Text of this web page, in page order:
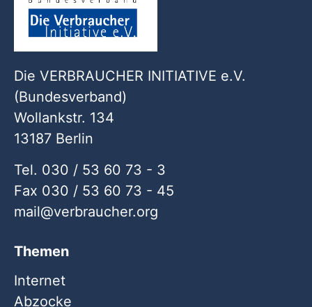
Die VERBRAUCHER INITIATIVE e.V.
(Bundesverband)
Wollankstr. 134
13187 Berlin
Tel. 030 / 53 60 73 - 3
Fax 030 / 53 60 73 - 45
mail
verbraucher org
Themen
Internet
Abzocke